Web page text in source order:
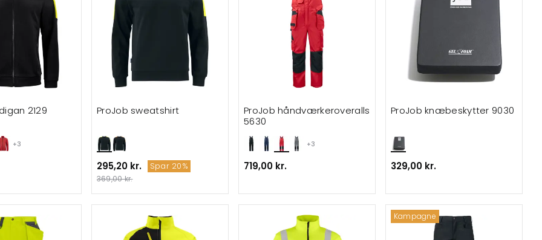
+3
2129 ProJob sweatshirt
295,20 kr. Spar 20%
369,00 kr.
+3
ProJob håndværkeroveralls
5630
719,00 kr.
ProJob knæbeskytter 9030
329,00 kr.
Kampagne